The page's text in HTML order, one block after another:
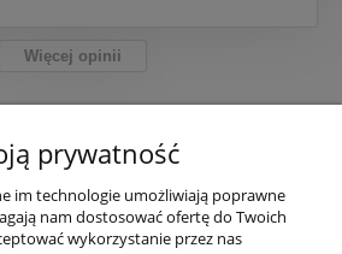
Więcej opinii
POMOC
MOJE KONTO
prywatność
im technologie umożliwiają poprawne
nam dostosować ofertę do Twoich
wykorzystanie przez nas